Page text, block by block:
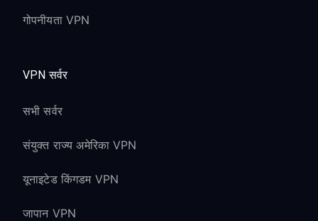
Features
Xbox Store Region Access:
exclusive content के लिए अलग-अलग
pricing regions के बीच अलग हो सकती है
गोपनीयता VPN
VPN सर्वर
सभी सर्वर
संयुक्त राज्य अमेरिका VPN
यूनाइटेड किंगडम VPN
जापान VPN